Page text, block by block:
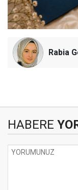
Rabia
HABERE